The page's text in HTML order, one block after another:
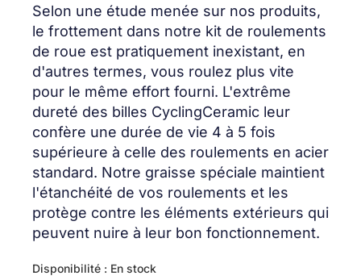
Selon une étude menée sur nos produits,
le frottement dans notre kit de roulements
de roue est pratiquement inexistant, en
d'autres termes, vous roulez plus vite
pour le même effort fourni. L'extrême
dureté des billes CyclingCeramic leur
confère une durée de vie 4 à 5 fois
supérieure à celle des roulements en acier
standard. Notre graisse spéciale maintient
l'étanchéité de vos roulements et les
protège contre les éléments extérieurs qui
peuvent nuire à leur bon fonctionnement.
Disponibilité : En stock
quantité